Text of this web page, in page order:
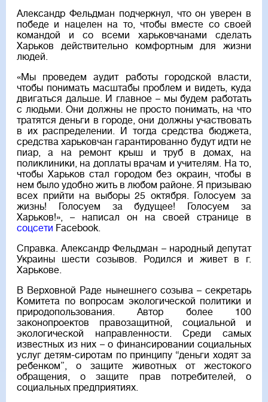
Александр Фельдман подчеркнул, что он уверен в
победе и нацелен на то, чтобы вместе со своей
командой и со всеми харьковчанами сделать
Харьков действительно комфортным для жизни
людей.
«Мы проведем аудит работы городской власти,
чтобы понимать масштабы проблем и видеть, куда
двигаться дальше. И главное – мы будем работать
с людьми. Они должны не просто понимать, на что
тратятся деньги в городе, они должны участвовать
в их распределении. И тогда средства бюджета,
средства харьковчан гарантированно будут идти не
пиар, а на ремонт крыш и труб в домах, на
поликлиники, на доплаты врачам и учителям. На то,
чтобы Харьков стал городом без окраин, чтобы в
нем было удобно жить в любом районе. Я призываю
всех прийти на выборы 25 октября. Голосуем за
жизнь! Голосуем за будущее! Голосуем за
Харьков!», – написал он на своей странице в
соцсети Facebook.
Справка. Александр Фельдман – народный депутат
Украины шести созывов. Родился и живет в г.
Харькове.
В Верховной Раде нынешнего созыва – секретарь
Комитета по вопросам экологической политики и
природопользования. Автор более 100
законопроектов правозащитной, социальной и
экологической направленности. Среди самых
известных из них – о финансировании социальных
услуг детям-сиротам по принципу “деньги ходят за
ребенком”, о защите животных от жестокого
обращения, о защите прав потребителей, о
социальных предприятиях.